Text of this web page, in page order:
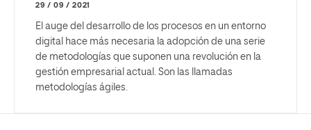
29 / 09 / 2021
El auge del desarrollo de los procesos en un entorno
digital hace más necesaria la adopción de una serie
de metodologías que suponen una revolución en la
gestión empresarial actual. Son las llamadas
metodologías ágiles.